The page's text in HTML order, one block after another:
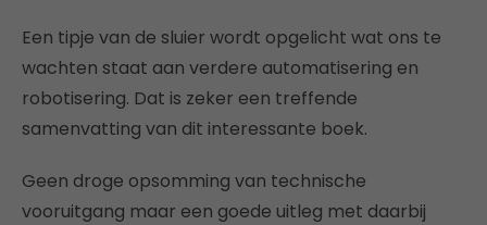
Een tipje van de sluier wordt opgelicht wat ons te
wachten staat aan verdere automatisering en
robotisering. Dat is zeker een treffende
samenvatting van dit interessante boek.
Geen droge opsomming van technische
vooruitgang maar een goede uitleg met daarbij